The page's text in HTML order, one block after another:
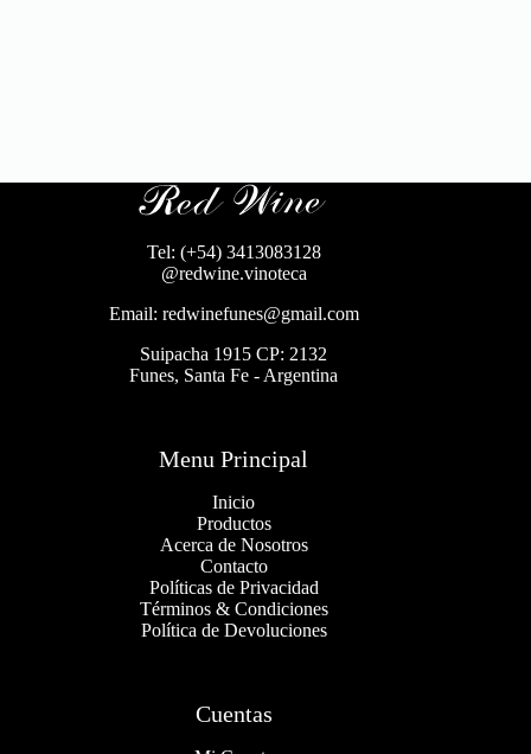
Tel: (+54) 3413083128
@redwine.vinoteca
Email: redwinefunes@gmail.com
Suipacha 1915 CP: 2132
Funes, Santa Fe - Argentina
Menu Principal
Inicio
Productos
Acerca de Nosotros
Contacto
Políticas de Privacidad
Términos & Condiciones
Política de Devoluciones
Cuentas